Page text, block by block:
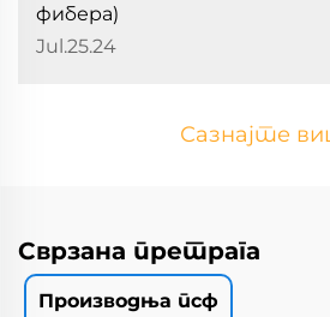
фибера)
Jul.25.24
Сазнајте
Сврзана претрага
Производња псф